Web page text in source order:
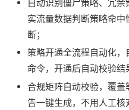
自动识别僵尸策略、冗
实流量数据判断策略命
断；
策略开通全流程自动化
命令，开通后自动校验结
合规矩阵自动校验，覆
告一键生成，不用人工